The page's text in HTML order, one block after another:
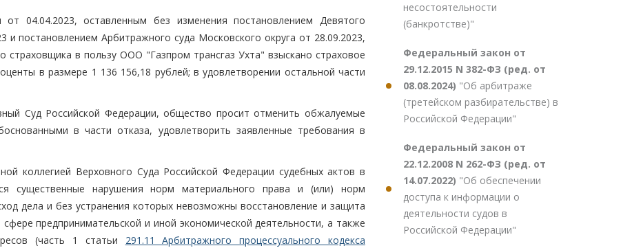
04.04.2023, оставленным без изменения постановлением Девятого
и постановлением Арбитражного суда Московского округа от 28.09.2023,
страховщика в пользу ООО "Газпром трансгаз Ухта" взыскано страховое
в размере 1 136 156,18 рублей; в удовлетворении остальной части
Суд Российской Федерации, общество просит отменить обжалуемые
в части отказа, удовлетворить заявленные требования в
коллегией Верховного Суда Российской Федерации судебных актов в
существенные нарушения норм материального права и (или) норм
дела и без устранения которых невозможны восстановление и защита
предпринимательской и иной экономической деятельности, а также
(часть 1 статьи 291.11 Арбитражного процессуального кодекса
несостоятельности
(банкротстве)"
Федеральный закон от
29.12.2015 N 382-ФЗ (ред. от
08.08.2024) "Об арбитраже
(третейском разбирательстве) в
Российской Федерации"
Федеральный закон от
22.12.2008 N 262-ФЗ (ред. от
14.07.2022) "Об обеспечении
доступа к информации о
деятельности судов в
Российской Федерации"